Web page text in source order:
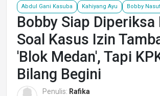
Abdul Gani Kasuba Kahiyang Ayu Bobby
Bobby Siap Diperiksa
Soal Kasus Izin
'Blok Medan', Tapi
Bilang Begini
Penulis: Rafika